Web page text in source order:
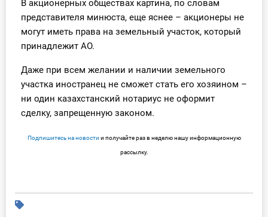
В акционерных обществах картина, по словам
представителя минюста, еще яснее – акционеры не
могут иметь права на земельный участок, который
принадлежит АО.
Даже при всем желании и наличии земельного
участка иностранец не сможет стать его хозяином –
ни один казахстанский нотариус не оформит
сделку, запрещенную законом.
Подпишитесь на новости и получайте раз в неделю нашу информационную
рассылку.